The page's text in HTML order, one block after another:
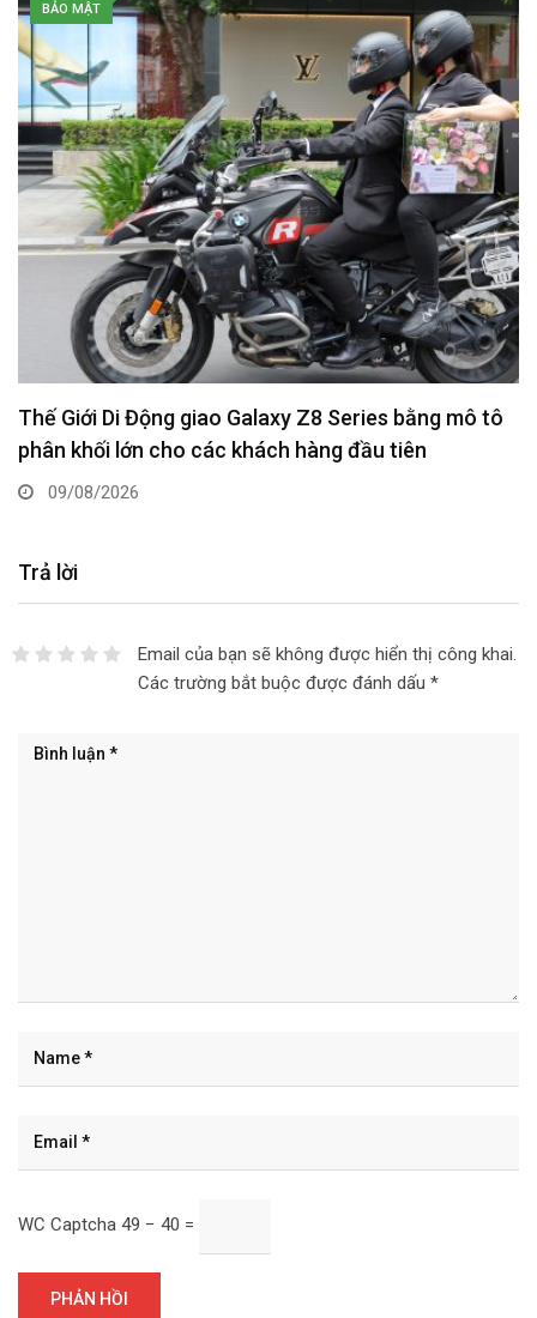
BẢO MẬT
Thế Giới Di Động giao Galaxy Z8 Series bằng mô tô
phân khối lớn cho các khách hàng đầu tiên
09/08/2026
Trả lời
Email của bạn sẽ không được hiển thị công khai.
Các trường bắt buộc được đánh dấu *
WC Captcha 49 − 40 =